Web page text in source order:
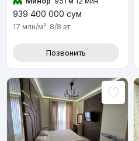
939 400 000 сум
17 млн/м² 8/8 эт.
Позвонить